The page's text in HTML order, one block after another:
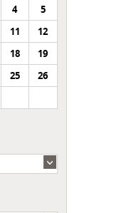
4
5
11
12
18
19
25
26